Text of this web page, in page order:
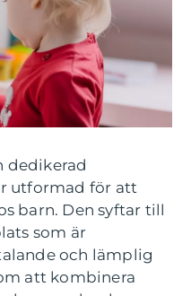
dedikerad
utformad för att
barn. Den syftar till
som är
och lämplig
att kombinera